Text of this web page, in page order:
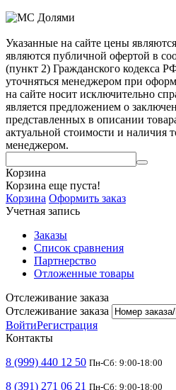
Указанные на сайте цены
являются публичной офертой в
(пункт 2) Гражданского кодекса
уточняться менеджером при
на сайте носит исключительно
является предложением о
представленных в описании
актуальной стоимости и наличия
менеджером.
Корзина
Корзина еще пуста!
Корзина Оформить заказ
Учетная запись
Заказы
Список сравнения
Партнерство
Отложенные товары
Отслеживание заказа
Отслеживание заказа
ВойтиРегистрация
Контакты
8 (999) 440 12 50 Пн-Сб: 9:00-18:00
8 (391) 271 06 21 Пн-Сб: 9:00-18:00